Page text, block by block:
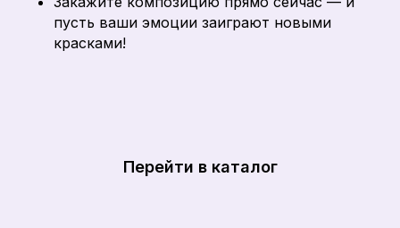
пусть ваши эмоции заиграют новыми
красками!
Перейти в каталог